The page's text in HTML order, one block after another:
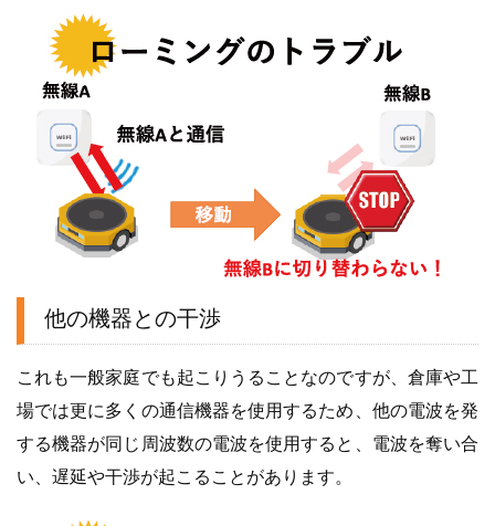
他の機器との干渉
これも一般家庭でも起こりうることなのですが、倉庫や工
場では更に多くの通信機器を使用するため、他の電波を発
する機器が同じ周波数の電波を使用すると、電波を奪い合
い、遅延や干渉が起こることがあります。